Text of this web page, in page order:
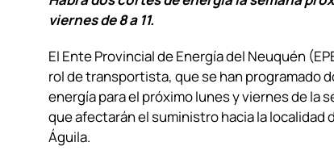
viernes de 8 a 11.
El Ente Provincial de Energía del Neuquén
rol de transportista, que se han programado
energía para el próximo lunes y viernes de la
que afectarán el suministro hacia la localidad
Águila.